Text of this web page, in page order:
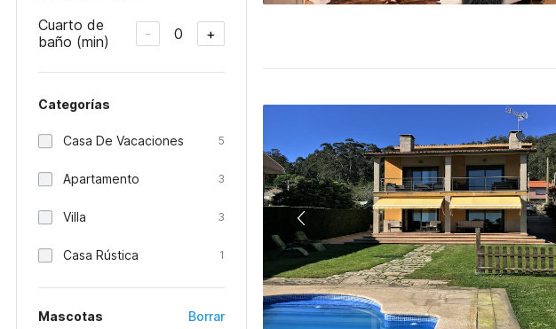
Cuarto de
baño (min)
- 0 +
Categorías
Casa De Vacaciones 5
Apartamento 3
Villa 3
Casa Rústica 1
Mascotas Borrar